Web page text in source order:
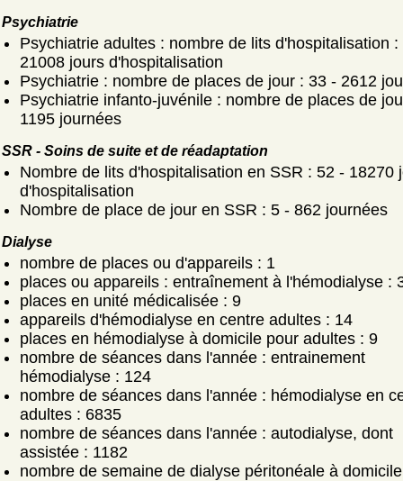
Psychiatrie
Psychiatrie adultes : nombre de lits d'hospitalisation :
21008 jours d'hospitalisation
Psychiatrie : nombre de places de jour : 33 - 2612
Psychiatrie infanto-juvénile : nombre de places de
1195 journées
SSR - Soins de suite et de réadaptation
Nombre de lits d'hospitalisation en SSR : 52 - 18270
d'hospitalisation
Nombre de place de jour en SSR : 5 - 862 journées
Dialyse
nombre de places ou d'appareils : 1
places ou appareils : entraînement à l'hémodialyse :
places en unité médicalisée : 9
appareils d'hémodialyse en centre adultes : 14
places en hémodialyse à domicile pour adultes : 9
nombre de séances dans l'année : entrainement
hémodialyse : 124
nombre de séances dans l'année : hémodialyse en
adultes : 6835
nombre de séances dans l'année : autodialyse, dont
assistée : 1182
nombre de semaine de dialyse péritonéale à